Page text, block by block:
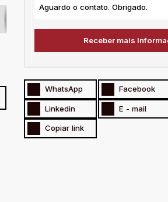
WhatsApp Facebook
Linkedin E - mail
Copiar link